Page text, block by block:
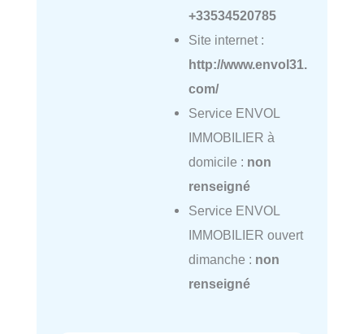
+33534520785
Site internet :
http://www.envol31.
com/
Service ENVOL
IMMOBILIER à
domicile : non
renseigné
Service ENVOL
IMMOBILIER ouvert
dimanche : non
renseigné